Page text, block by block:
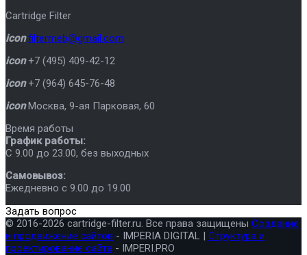
Cartridge Filter
icon filtermeb@gmail.com
icon +7 (495) 409-42-12
icon +7 (964) 645-76-48
icon Москва, 9-ая Парковая, 60
Время работы
График работы:
C 9.00 до 23.00, без выходных
Самовывоз:
Ежедневно с 9.00 до 19.00
Задать вопрос
© 2016-2026 cartridge-filter.ru. Все права защищены Создание
и продвижение сайтов - IMPERIA DIGITAL | Структура и
проектирование сайта - IMPERI.PRO